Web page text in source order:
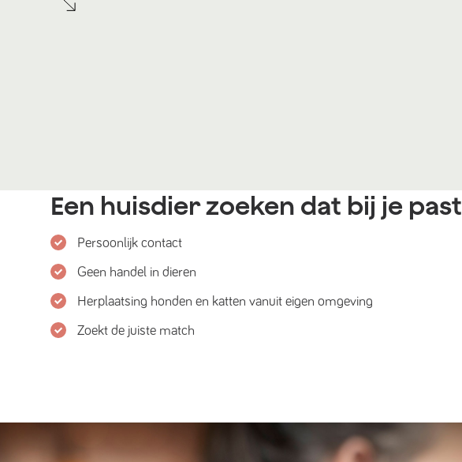
Een huisdier zoeken dat bij je past
Persoonlijk contact
Geen handel in dieren
Herplaatsing honden en katten vanuit eigen omgeving
Zoekt de juiste match